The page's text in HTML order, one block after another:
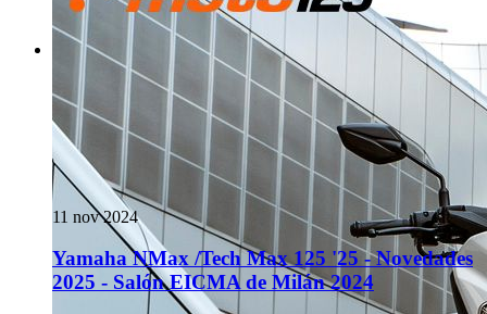
11 nov 2024
Yamaha NMax /Tech Max 125 '25 - Novedades
2025 - Salón EICMA de Milán 2024